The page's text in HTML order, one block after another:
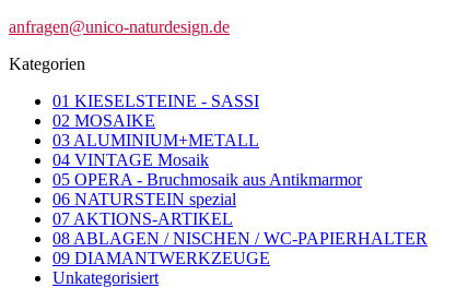
anfragen@unico-naturdesign.de
Kategorien
01 KIESELSTEINE - SASSI
02 MOSAIKE
03 ALUMINIUM+METALL
04 VINTAGE Mosaik
05 OPERA - Bruchmosaik aus Antikmarmor
06 NATURSTEIN spezial
07 AKTIONS-ARTIKEL
08 ABLAGEN / NISCHEN / WC-PAPIERHALTER
09 DIAMANTWERKZEUGE
Unkategorisiert